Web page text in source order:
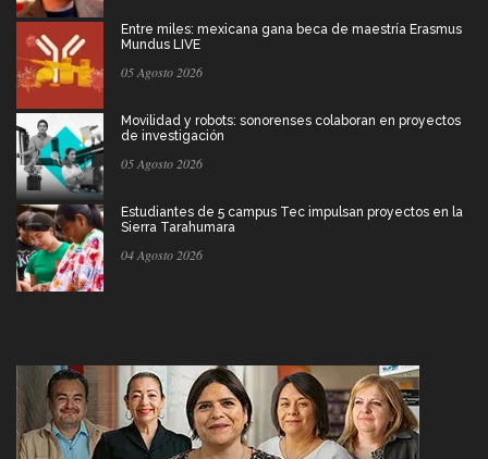
Entre miles: mexicana gana beca de maestría Erasmus
Mundus LIVE
05 Agosto 2026
Movilidad y robots: sonorenses colaboran en proyectos
de investigación
05 Agosto 2026
Estudiantes de 5 campus Tec impulsan proyectos en la
Sierra Tarahumara
04 Agosto 2026